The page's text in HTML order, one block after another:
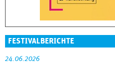
FESTIVALBERICHTE
24.06.2026